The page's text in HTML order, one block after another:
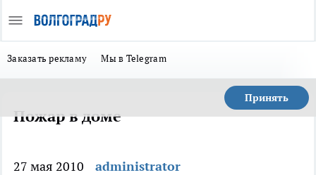
Заказать рекламу Мы в Telegram
Принять
Пожар в доме
27 мая 2010
administrator